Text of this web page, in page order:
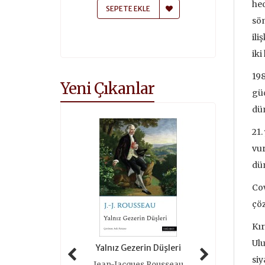
SEPETE EKLE
Yeni Çıkanlar
Yalnız Gezerin Düşleri
iki